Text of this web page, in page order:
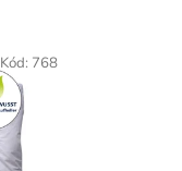
Kód: 768